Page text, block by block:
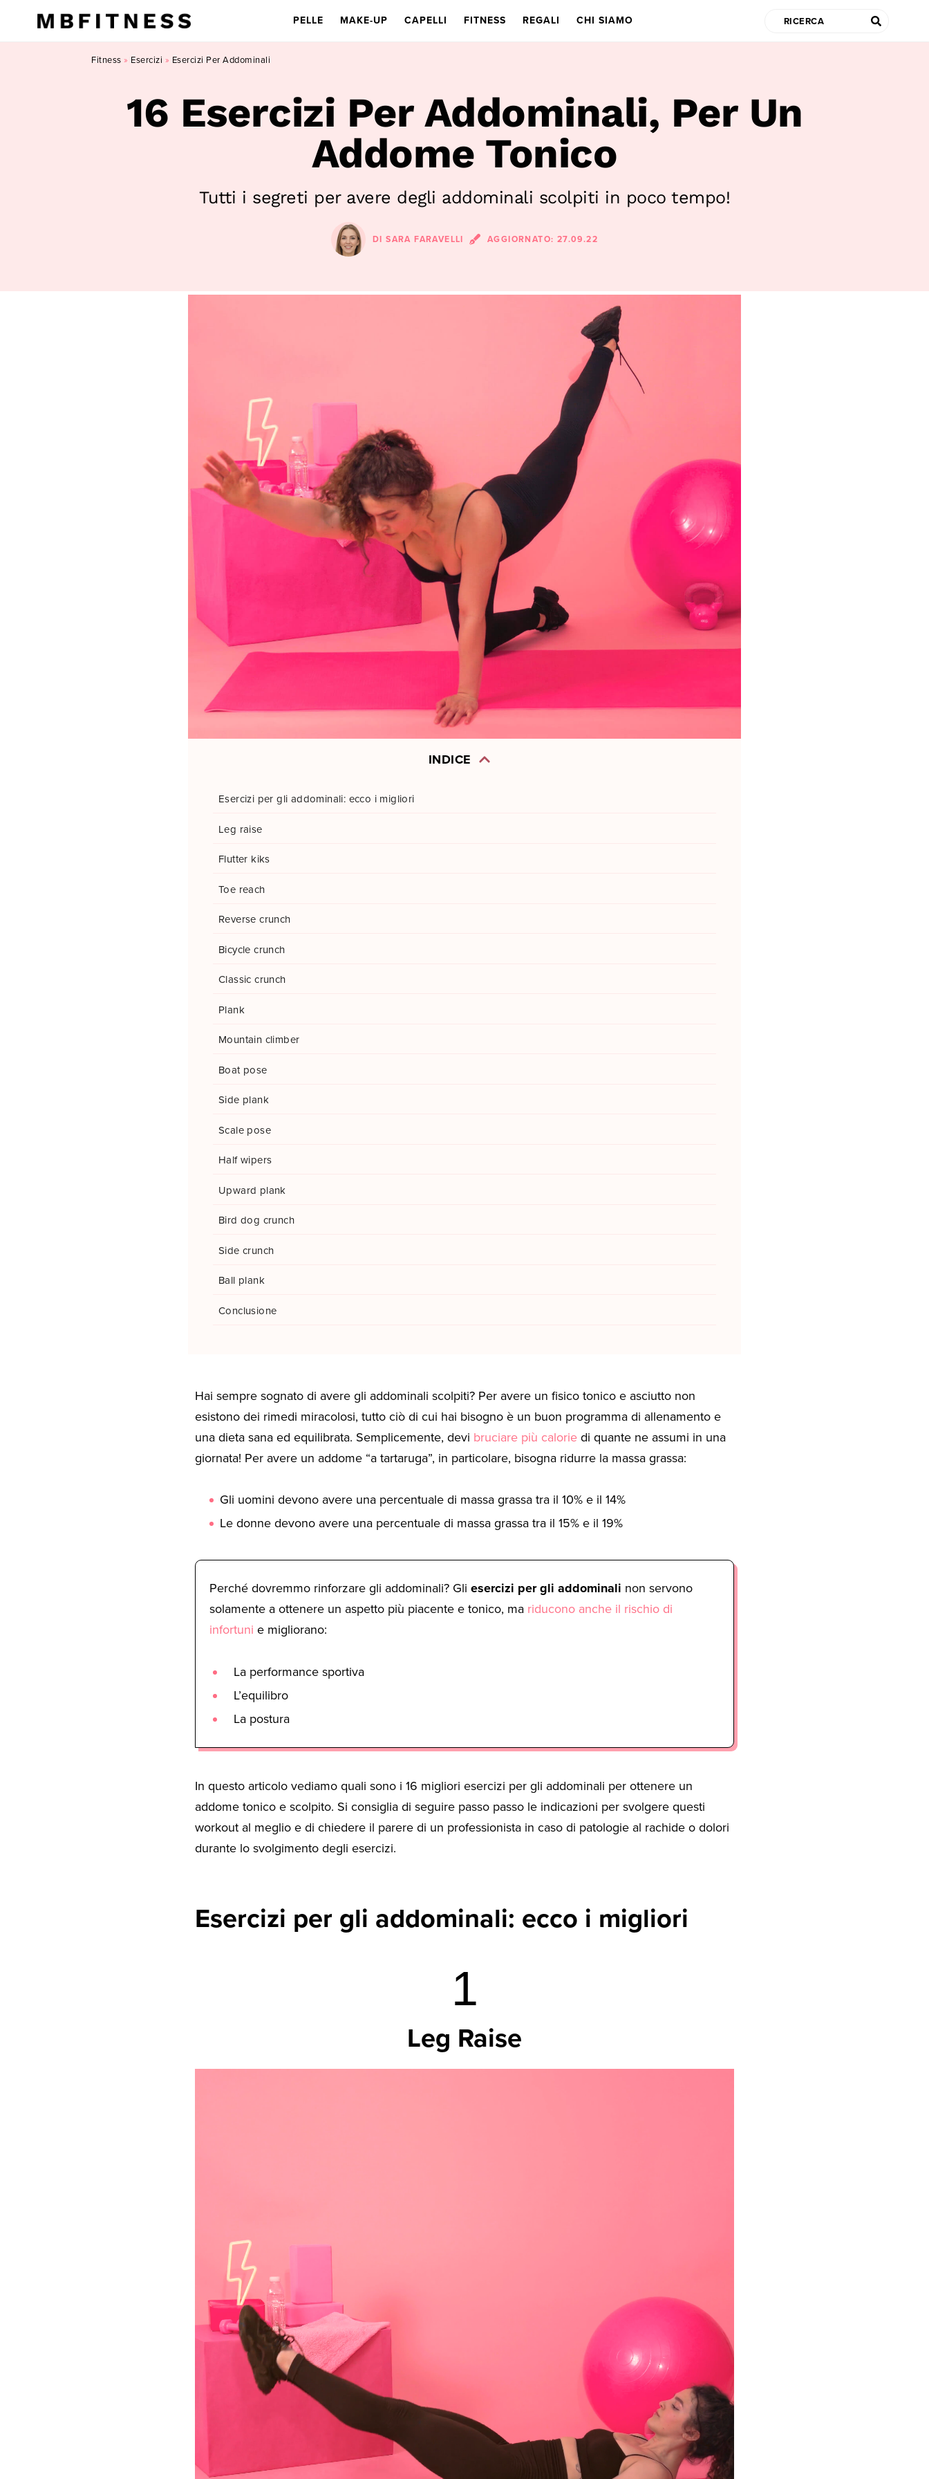
PELLE MAKE-UP CAPELLI FITNESS REGALI CHI SIAMO
Fitness » Esercizi » Esercizi Per Addominali
16 Esercizi Per Addominali, Per Un
Addome Tonico
Tutti i segreti per avere degli addominali scolpiti in poco tempo!
DI SARA FARAVELLI AGGIORNATO: 27.09.22
INDICE
Esercizi per gli addominali: ecco i migliori
Leg raise
Flutter kiks
Toe reach
Reverse crunch
Bicycle crunch
Classic crunch
Plank
Mountain climber
Boat pose
Side plank
Scale pose
Half wipers
Upward plank
Bird dog crunch
Side crunch
Ball plank
Conclusione
Hai sempre sognato di avere gli addominali scolpiti? Per avere un fisico tonico e asciutto non
esistono dei rimedi miracolosi, tutto ciò di cui hai bisogno è un buon programma di allenamento e
una dieta sana ed equilibrata. Semplicemente, devi bruciare più caloriedi quante ne assumi in una
giornata! Per avere un addome “a tartaruga”, in particolare, bisogna ridurre la massa grassa:
Gli uomini devono avere una percentuale di massa grassa tra il 10% e il 14%
Le donne devono avere una percentuale di massa grassa tra il 15% e il 19%
Perché dovremmo rinforzare gli addominali? Gli esercizi per gli addominali non servono
solamente a ottenere un aspetto più piacente e tonico, ma riducono anche il rischio di
infortuni e migliorano:
La performance sportiva
L’equilibro
La postura
In questo articolo vediamo quali sono i 16 migliori esercizi per gli addominali per ottenere un
addome tonico e scolpito. Si consiglia di seguire passo passo le indicazioni per svolgere questi
workout al meglio e di chiedere il parere di un professionista in caso di patologie al rachide o dolori
durante lo svolgimento degli esercizi.
Esercizi per gli addominali: ecco i migliori
1
Leg Raise